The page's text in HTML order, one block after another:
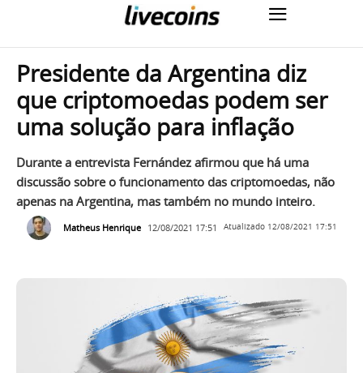
Presidente da Argentina diz
que criptomoedas podem ser
uma solução para inflação
Durante a entrevista Fernández afirmou que há uma
discussão sobre o funcionamento das criptomoedas, não
apenas na Argentina, mas também no mundo inteiro.
Matheus Henrique 12/08/2021 17:51 Atualizado 12/08/2021 17:51